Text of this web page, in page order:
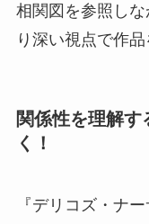
相関図を参照し
り深い視点で作
関係性を理解
く！
『デリコズ・ナ